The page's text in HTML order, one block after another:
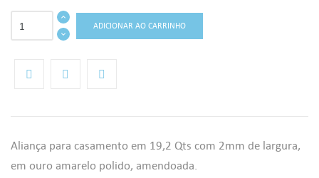
ADICIONAR AO CARRINHO
Aliança para casamento em 19,2 Qts com 2mm de largura,
em ouro amarelo polido, amendoada.